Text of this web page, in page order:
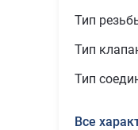
Тип
Тип
Тип
Все